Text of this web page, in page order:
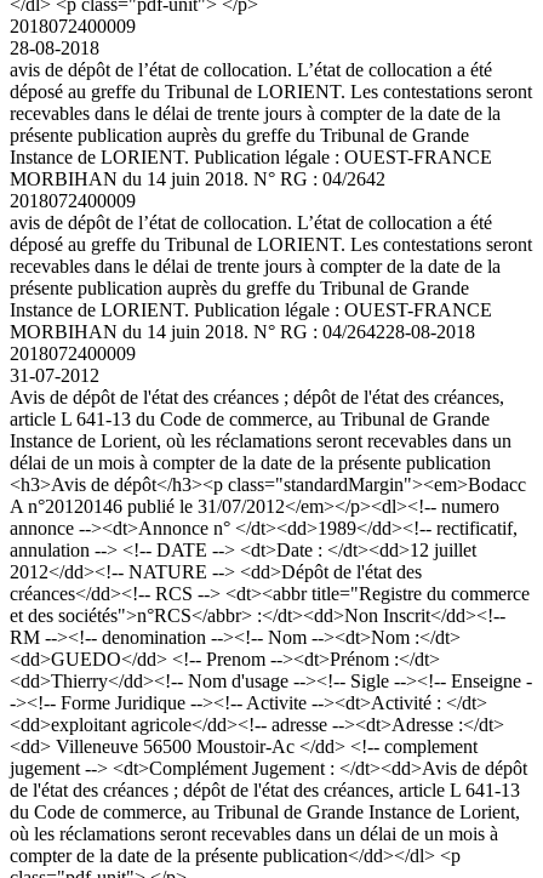
2018072400009
28-08-2018
avis de dépôt de l’état de collocation. L’état de collocation a été
déposé au greffe du Tribunal de LORIENT. Les contestations seront
recevables dans le délai de trente jours à compter de la date de la
présente publication auprès du greffe du Tribunal de Grande
Instance de LORIENT. Publication légale : OUEST-FRANCE
MORBIHAN du 14 juin 2018. N° RG : 04/2642
2018072400009
avis de dépôt de l’état de collocation. L’état de collocation a été
déposé au greffe du Tribunal de LORIENT. Les contestations seront
recevables dans le délai de trente jours à compter de la date de la
présente publication auprès du greffe du Tribunal de Grande
Instance de LORIENT. Publication légale : OUEST-FRANCE
MORBIHAN du 14 juin 2018. N° RG : 04/264228-08-2018
2018072400009
31-07-2012
Avis de dépôt de l'état des créances ; dépôt de l'état des créances,
article L 641-13 du Code de commerce, au Tribunal de Grande
Instance de Lorient, où les réclamations seront recevables dans un
délai de un mois à compter de la date de la présente publication
<h3>Avis de dépôt</h3><p class="standardMargin"><em>Bodacc
A n°20120146 publié le 31/07/2012</em></p><dl><!-- numero
annonce --><dt>Annonce n° </dt><dd>1989</dd><!-- rectificatif,
annulation --> <!-- DATE --> <dt>Date : </dt><dd>12 juillet
2012</dd><!-- NATURE --> <dd>Dépôt de l'état des
créances</dd><!-- RCS --> <dt><abbr title="Registre du commerce
et des sociétés">n°RCS</abbr> :</dt><dd>Non Inscrit</dd><!--
RM --><!-- denomination --><!-- Nom --><dt>Nom :</dt>
<dd>GUEDO</dd> <!-- Prenom --><dt>Prénom :</dt>
<dd>Thierry</dd><!-- Nom d'usage --><!-- Sigle --><!-- Enseigne -
-><!-- Forme Juridique --><!-- Activite --><dt>Activité : </dt>
<dd>exploitant agricole</dd><!-- adresse --><dt>Adresse :</dt>
<dd> Villeneuve 56500 Moustoir-Ac </dd> <!-- complement
jugement --> <dt>Complément Jugement : </dt><dd>Avis de dépôt
de l'état des créances ; dépôt de l'état des créances, article L 641-13
du Code de commerce, au Tribunal de Grande Instance de Lorient,
où les réclamations seront recevables dans un délai de un mois à
compter de la date de la présente publication</dd></dl> <p